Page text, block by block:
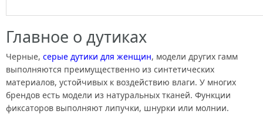
Главное о дутиках
Черные, серые дутики для женщин, модели других гамм
выполняются преимущественно из синтетических
материалов, устойчивых к воздействию влаги. У многих
брендов есть модели из натуральных тканей. Функции
фиксаторов выполняют липучки, шнурки или молнии.